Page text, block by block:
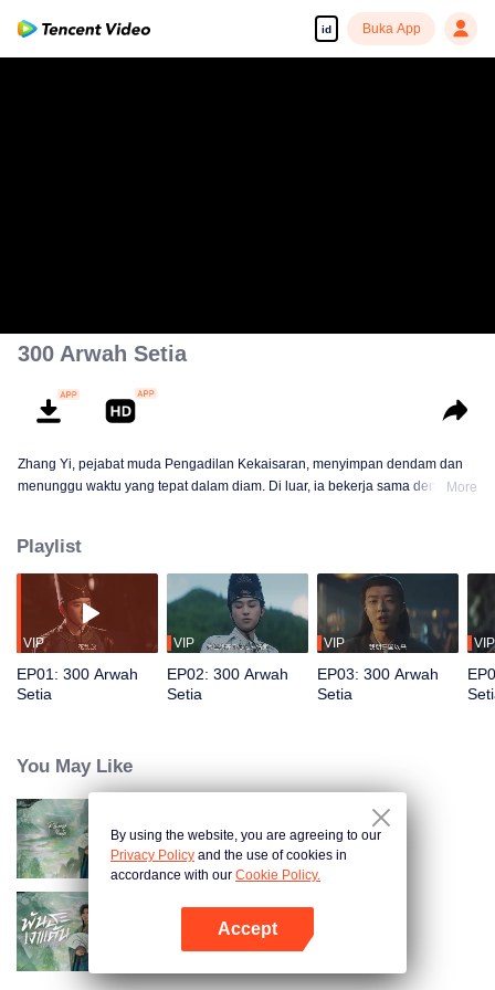
id Buka App
300 Arwah Setia
Zhang Yi, pejabat muda Pengadilan Kekaisaran, menyimpan dendam dan
menunggu waktu yang tepat dalam diam. Di luar, ia bekerja sama dengan
yang dirancang dengan cermat tertutup rapat, dimana setiap pilihan bisa
menentukan nasib hidup atau mati…
More
Playlist
VIP
EP01: 300 Arwah
Setia
VIP
EP02: 300 Arwah
Setia
VIP
EP03: 300 Arwah
Setia
VIP
You May Like
Tuan Muda yang Kembali
Returned Master (Thai Ver.)
By using the website, you are agreeing to our
Privacy Policy and the use of cookies in
accordance with our Cookie Policy.
Accept